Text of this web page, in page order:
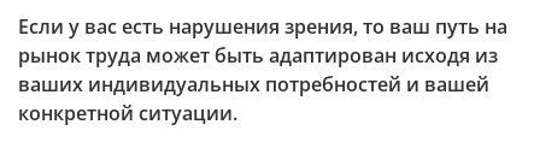
Если у вас есть нарушения зрения, то ваш путь на
рынок труда может быть адаптирован исходя из
ваших индивидуальных потребностей и вашей
конкретной ситуации.